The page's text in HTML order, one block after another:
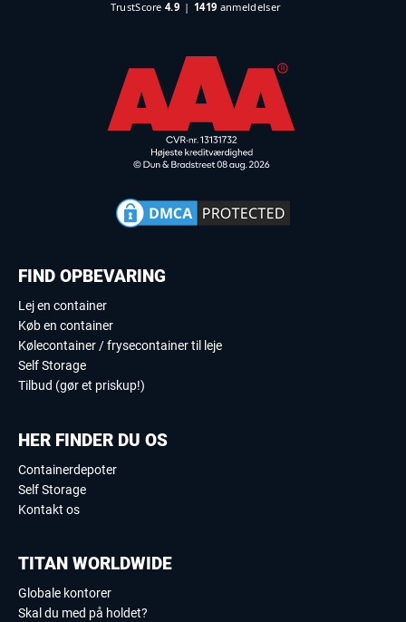
FIND OPBEVARING
Lej en container
Køb en container
Kølecontainer / frysecontainer til leje
Self Storage
Tilbud (gør et priskup!)
HER FINDER DU OS
Containerdepoter
Self Storage
Kontakt os
TITAN WORLDWIDE
Globale kontorer
Skal du med på holdet?